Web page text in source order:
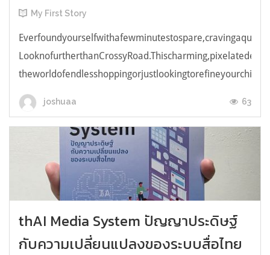
My First Story
joshuaa 63
thAI Media System ปัญญาประดิษฐ์
กับความเปลี่ยนแปลงของระบบสื่อไทย